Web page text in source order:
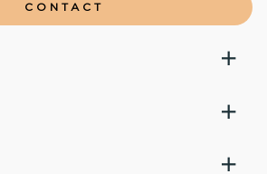
CONTACT